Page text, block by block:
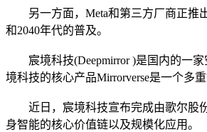
另一方面，Meta和第三方厂商正推出
和2040年代的普及。
宸境科技(Deepmirror )是国内的一家
境科技的核心产品Mirrorverse是一个多
近日，宸境科技宣布完成由歌尔股份
身智能的核心价值链以及规模化应用。